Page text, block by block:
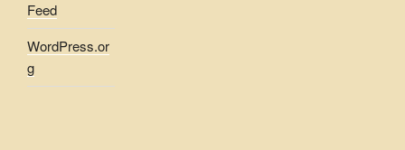
Feed
WordPress.or
g